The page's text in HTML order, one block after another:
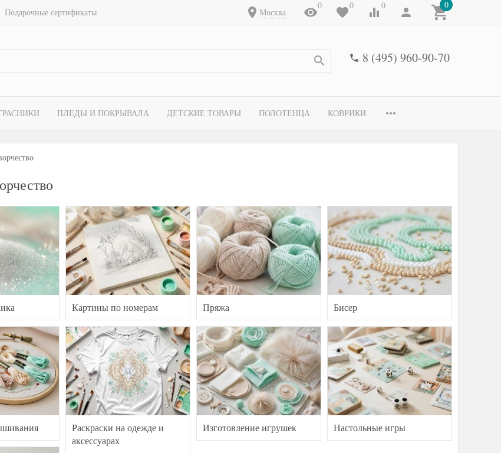
Подарочные сертификаты Москва
0 0 0 0
8 (495) 960-90-70
ПЛЕДЫ И ПОКРЫВАЛА ДЕТСКИЕ ТОВАРЫ ПОЛОТЕНЦА КОВРИКИ
Картины по номерам Пряжа Бисер
Раскраски на одежде и
аксессуарах
Изготовление игрушек Настольные игры